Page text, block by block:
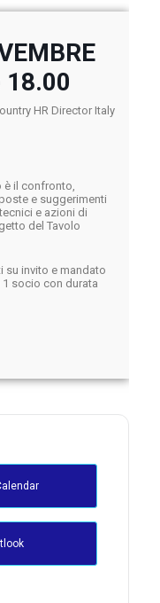
HR Director Italy
è il confronto,
e suggerimenti
e azioni di
del Tavolo
su invito e mandato
socio con durata